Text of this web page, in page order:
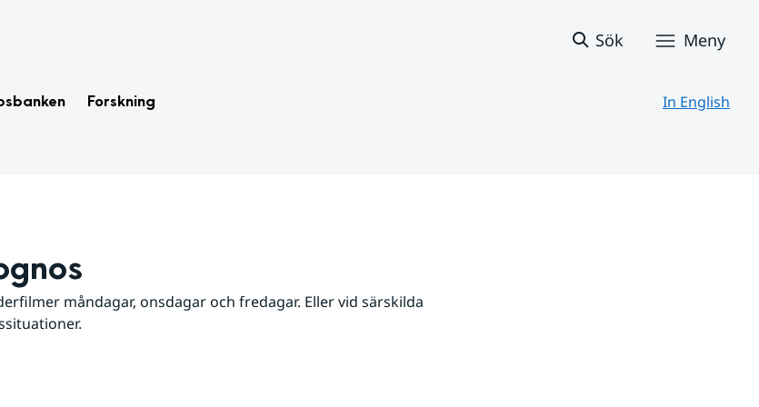
Sök Meny
Forskning In English
måndagar, onsdagar och fredagar. Eller vid särskilda